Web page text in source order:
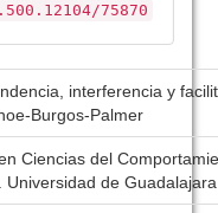
75870
interferencia y
Burgos-Palmer
Ciencias del
Universidad de